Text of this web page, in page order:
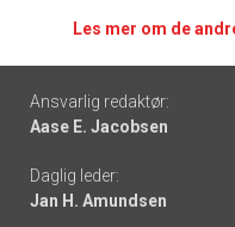
Les mer om de
Footer
-
links
Ansvarlig redaktør:
Aase E. Jacobsen
Daglig leder:
Jan H. Amundsen